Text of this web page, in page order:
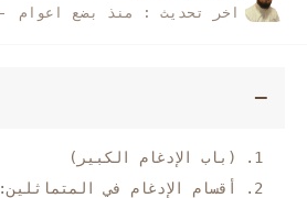
اخر تحديث :
منذ بضع اعوام
(باب الإدغام الكبير)
أقسام الإدغام في المتماثلين: